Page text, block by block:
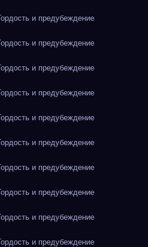
и предубеждение
и предубеждение
и предубеждение
и предубеждение
и предубеждение
и предубеждение
и предубеждение
и предубеждение
и предубеждение
и предубеждение